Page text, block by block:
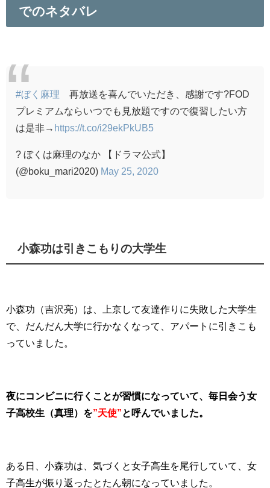
でのネタバレ
#ぼく麻理 再放送を喜んでいただき、感謝です?FOD
プレミアムならいつでも見放題ですので復習したい方
は是非→ https://t.co/i29ekPkUB5
? ぼくは麻理のなか 【ドラマ公式】
(@boku_mari2020) May 25, 2020
小森功は引きこもりの大学生
小森功（吉沢亮）は、上京して友達作りに失敗した大学生
で、だんだん大学に行かなくなって、アパートに引きこも
っていました。
夜にコンビニに行くことが習慣になっていて、毎日会う女
子高校生（真理）を”天使” と呼んでいました。
ある日、小森功は、気づくと女子高生を尾行していて、女
子高生が振り返ったとたん朝になっていました。